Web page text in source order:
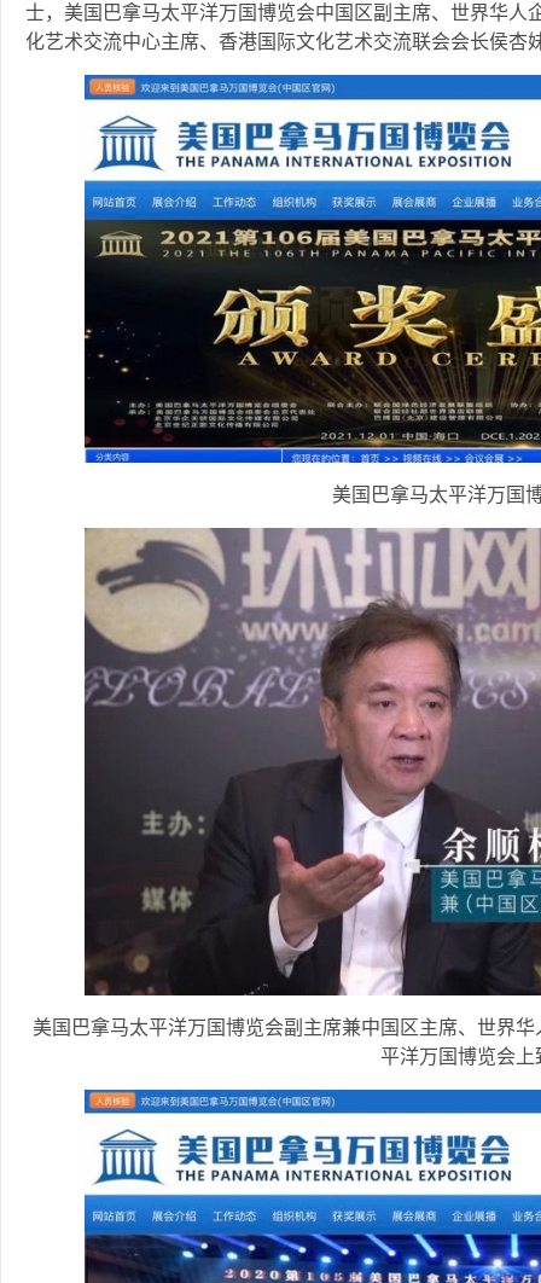
士，美国巴拿马太平洋万国博览会中国区副主席、世界华人
化艺术交流中心主席、香港国际文化艺术交流联会会长侯杏
美国巴拿马太平洋万国
美国巴拿马太平洋万国博览会副主席兼中国区主席、世界
平洋万国博览会上